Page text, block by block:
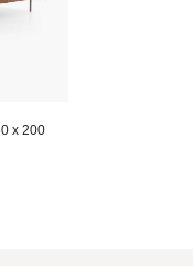
x 200